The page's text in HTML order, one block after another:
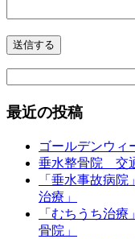
最近の投稿
ゴールデンウィ
垂水整骨院 交
「垂水事故病
治療」
「むちうち治
骨院」